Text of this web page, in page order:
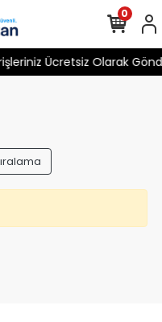
Ücretsiz Olarak
0